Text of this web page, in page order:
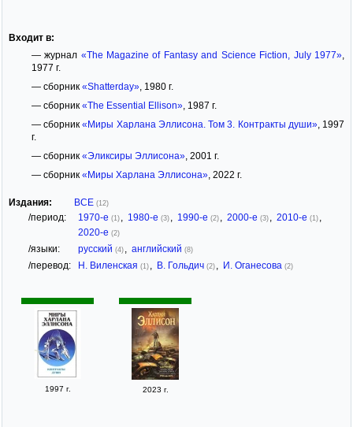
Входит в:
— журнал «The Magazine of Fantasy and Science Fiction, July 1977»
1977 г.
— сборник «Shatterday», 1980 г.
— сборник «The Essential Ellison», 1987 г.
— сборник«Миры Харлана Эллисона. Том 3. Контракты души», 1997
г.
— сборник «Эликсиры Эллисона», 2001 г.
— сборник «Миры Харлана Эллисона», 2022 г.
Издания: ВСЕ (12)
/период: 1970-е (1) 1980-е (3) 1990-е (2) 2000-е (3) 2010-е (1)
2020-е (2)
/языки: русский (4) английский (8)
/перевод: Н. Виленская (1) В. Гольдич (2) И. Оганесова (2)
1997 г. 2023 г.